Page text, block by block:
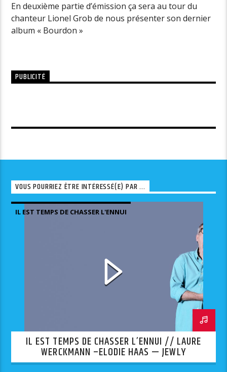
En deuxième partie d’émission ça sera au tour du
chanteur Lionel Grob de nous présenter son dernier
album « Bourdon »
PUBLICITÉ
VOUS POURRIEZ ÊTRE INTÉRESSÉ(E) PAR ...
IL EST TEMPS DE CHASSER L'ENNUI
IL EST TEMPS DE CHASSER L’ENNUI // LAURE
WERCKMANN –ELODIE HAAS — JEWLY